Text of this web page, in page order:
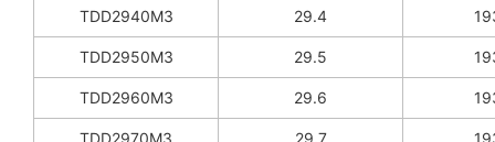
TDD2940M3 29.4
TDD2950M3 29.5
TDD2960M3 29.6
TDD2970M3 29.7